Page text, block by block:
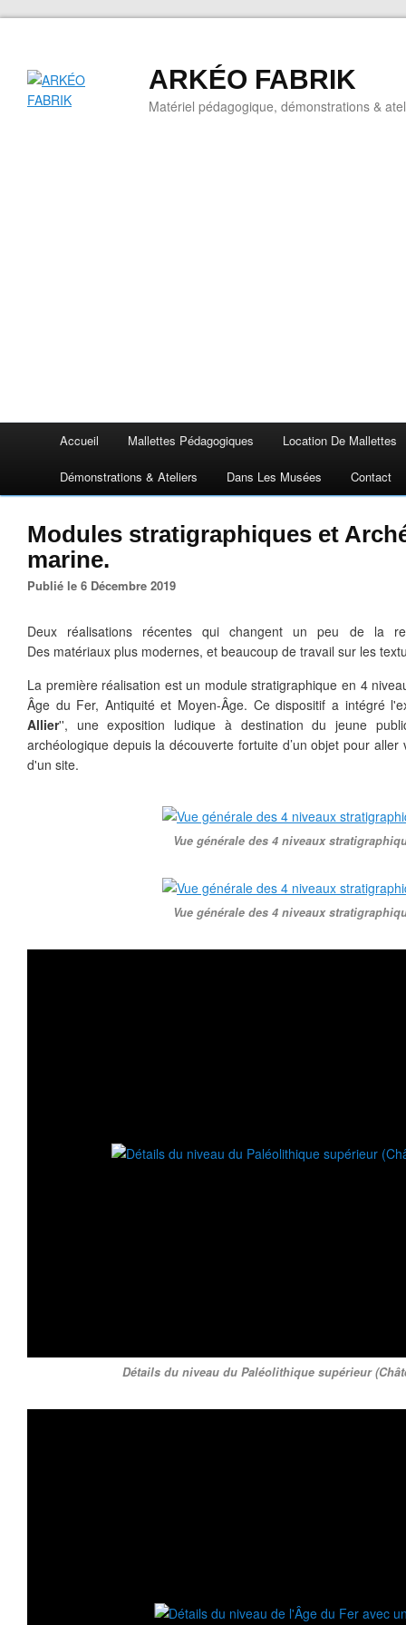
ARKÉO FABRIK
Matériel pédagogique, démonstrations &
Accueil Mallettes Pédagogiques Location De Mallettes
Démonstrations & Ateliers Dans Les Musées Contact
Modules stratigraphiques et
marine.
Publié le 6 Décembre 2019
Deux réalisations récentes qui changent un peu de la
Des matériaux plus modernes, et beaucoup de travail sur les
La première réalisation est un module stratigraphique en 4
Âge du Fer, Antiquité et Moyen-Âge. Ce dispositif a intégré
Allier'', une exposition ludique à destination du jeune
archéologique depuis la découverte fortuite d’un objet pour aller
d'un site.
Vue générale des 4 niveaux
Vue générale des 4 niveaux
Détails du niveau du Paléolithique supérieur